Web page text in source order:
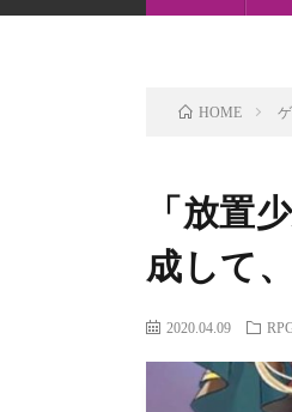
HOME
「放置
成して
2020.04.09